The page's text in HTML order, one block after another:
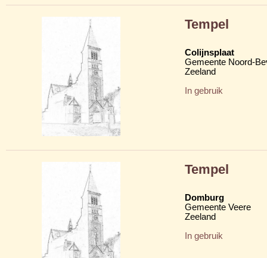
Tempel
Colijnsplaat
Gemeente Noord-
Zeeland
In gebruik
Tempel
Domburg
Gemeente Veere
Zeeland
In gebruik